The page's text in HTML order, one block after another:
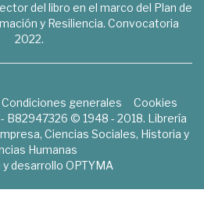
del libro en el marco del Plan de
y Resiliencia. Convocatoria
2022.
Condiciones generales
Cookies
B82947326 © 1948 - 2018. Librería
Ciencias Sociales, Historia y
Humanas
desarrollo OPTYMA